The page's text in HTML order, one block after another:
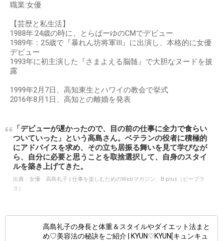
職業:女優
【芸歴と私生活】
1988年:24歳の時に、とらばーゆのCMでデビュー
1989年：25歳で『暴れん坊将軍III』に出演し、本格的に女優
デビュー
1993年に初主演した『さまよえる脳髄』で大胆なヌードを披
露
1999年2月7日、高知東生とハワイの教会で挙式
2016年8月1日、高知との離婚を発表
「デビューが遅かったので、目の前の仕事に全力で食らい
ついていった」という高島さん。ベテランの役者に積極的
にアドバイスを求め、その立ち居振る舞いを見て学びなが
ら、自分に必要と思うことを取捨選択して、自身のスタイ
ルを築き上げてきた。
出典： 女優 高島礼子 | 仕事を楽しむためのWebマガジン、B-plus（ビープラ
ス）
高島礼子の身長と体重＆スタイルやダイエット法まと
め♡美容法の秘訣をご紹介 | KYUN♡KYUN[キュンキュ